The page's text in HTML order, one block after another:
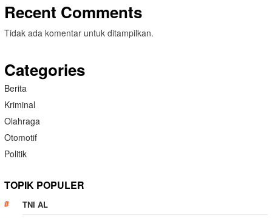
Recent Comments
Tidak ada komentar untuk ditampilkan.
Categories
Berita
Kriminal
Olahraga
Otomotif
Politik
TOPIK POPULER
TNI AL